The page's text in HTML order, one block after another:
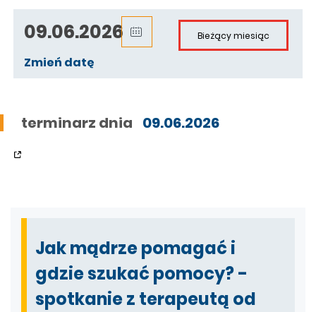
Zmień datę
terminarz dnia 09.06.2026
Jak mądrze pomagać i
gdzie szukać pomocy? -
spotkanie z terapeutą od